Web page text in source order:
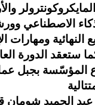
الاصطناعي
النهائية ومهارات
ستعقد الدورة
المؤسّسة بجبل
الحميد شومان